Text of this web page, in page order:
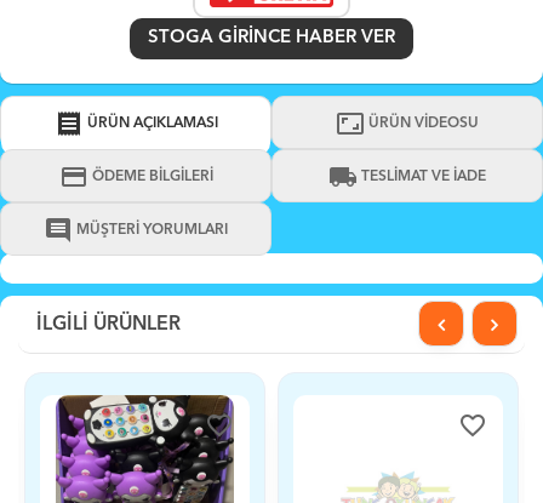
STOGA GIRINCE HABER VER
receipt ÜRÜN AÇIKLAMASI aspect_ratio ÜRÜN VİDEOSU
credit_card ÖDEME BİLGİLERİ local_shipping TESLİMAT VE İADE
comment MÜŞTERİ YORUMLARI
İLGİLİ ÜRÜNLER
favorite_border favorite_border